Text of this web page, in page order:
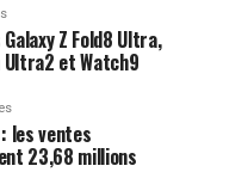
Z Fold8 Ultra,
Ultra2 et Watch9
les ventes
23,68 millions